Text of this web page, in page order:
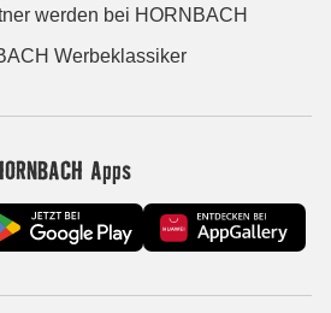
werden bei HORNBACH
Werbeklassiker
Apps